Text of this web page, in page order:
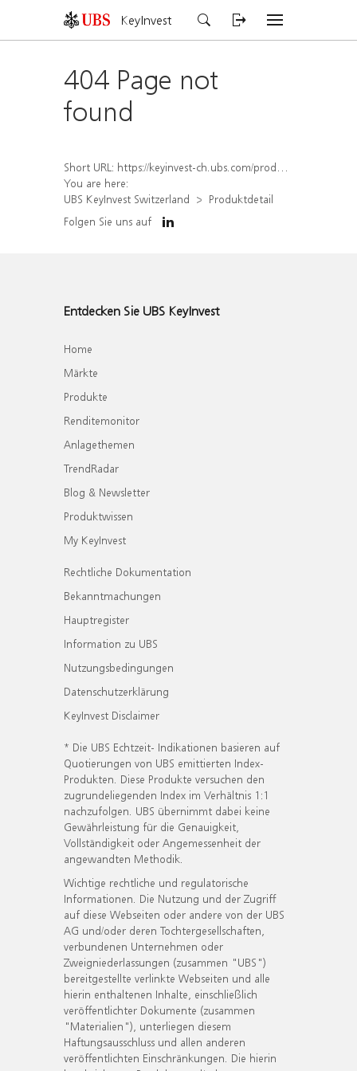
KeyInvest
404 Page not
found
Short URL: https://keyinvest-ch.ubs.com/produkt/detail/index/isin/CH1564516891
You are here:
UBS KeyInvest Switzerland
Produktdetail
Folgen Sie uns auf
Entdecken Sie UBS KeyInvest
Home
Märkte
Produkte
Renditemonitor
Anlagethemen
TrendRadar
Blog & Newsletter
Produktwissen
My KeyInvest
Rechtliche Dokumentation
Bekanntmachungen
Hauptregister
Information zu UBS
Nutzungsbedingungen
Datenschutzerklärung
KeyInvest Disclaimer
* Die UBS Echtzeit- Indikationen basieren auf
Quotierungen von UBS emittierten Index-
Produkten. Diese Produkte versuchen den
zugrundeliegenden Index im Verhältnis 1:1
nachzufolgen. UBS übernimmt dabei keine
Gewährleistung für die Genauigkeit,
Vollständigkeit oder Angemessenheit der
angewandten Methodik.
Wichtige rechtliche und regulatorische
Informationen. Die Nutzung und der Zugriff
auf diese Webseiten oder andere von der UBS
AG und/oder deren Tochtergesellschaften,
verbundenen Unternehmen oder
Zweigniederlassungen (zusammen "UBS")
bereitgestellte verlinkte Webseiten und alle
hierin enthaltenen Inhalte, einschließlich
veröffentlichter Dokumente (zusammen
"Materialien"), unterliegen diesem
Haftungsausschluss und allen anderen
veröffentlichten Einschränkungen. Die hierin